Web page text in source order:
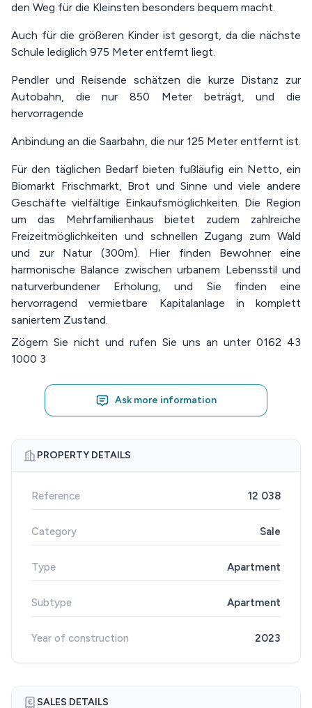
den Weg für die Kleinsten besonders bequem macht.
Auch für die größeren Kinder ist gesorgt, da die nächste
Schule lediglich 975 Meter entfernt liegt.
Pendler und Reisende schätzen die kurze Distanz zur
Autobahn, die nur 850 Meter beträgt, und die
hervorragende
Anbindung an die Saarbahn, die nur 125 Meter entfernt ist.
Für den täglichen Bedarf bieten fußläufig ein Netto, ein
Biomarkt Frischmarkt, Brot und Sinne und viele andere
Geschäfte vielfältige Einkaufsmöglichkeiten. Die Region
um das Mehrfamilienhaus bietet zudem zahlreiche
Freizeitmöglichkeiten und schnellen Zugang zum Wald
und zur Natur (300m). Hier finden Bewohner eine
harmonische Balance zwischen urbanem Lebensstil und
naturverbundener Erholung, und Sie finden eine
hervorragend vermietbare Kapitalanlage in komplett
saniertem Zustand.
Zögern Sie nicht und rufen Sie uns an unter 0162 43
1000 3
Ask more information
PROPERTY DETAILS
Reference 12 038
Category Sale
Type Apartment
Subtype Apartment
Year of construction 2023
SALES DETAILS